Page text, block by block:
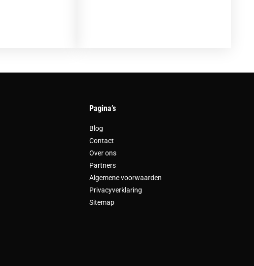
Pagina’s
Blog
Contact
Over ons
Partners
Algemene voorwaarden
Privacyverklaring
Sitemap